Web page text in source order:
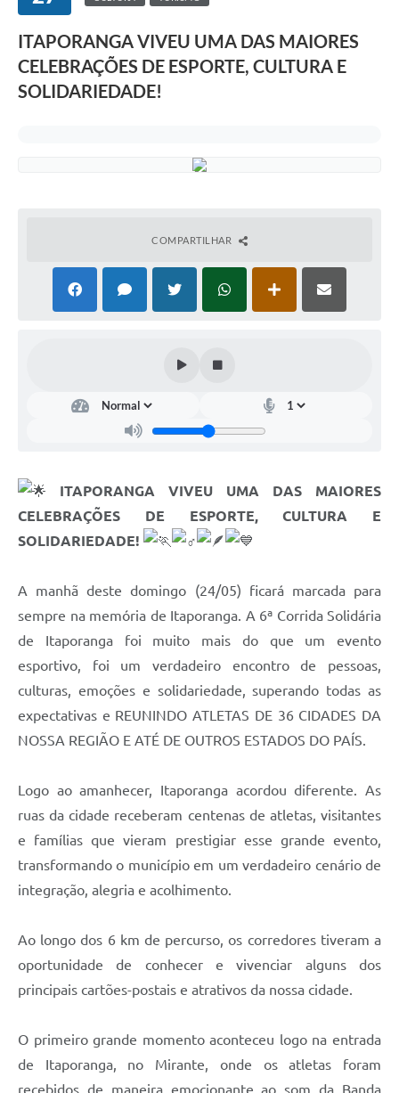
CTM
Audiências Públicas
Estatuto dos Servidores Municipais
Galeria de Vídeos
Legislação
Editais
Banco do Povo Paulista
Folha de Pagamento
Serviços ao Cidadão
Nota Fiscal Eletrônica
Telefones Úteis
Transparência
Notícias
SIC
ITAPORANGA VIVEU UMA DAS MAIORES
CELEBRAÇÕES DE ESPORTE, CULTURA E
SOLIDARIEDADE!
COMPARTILHAR
ITAPORANGA VIVEU UMA DAS MAIORES
CELEBRAÇÕES DE ESPORTE, CULTURA E
SOLIDARIEDADE!
A manhã deste domingo (24/05) ficará marcada para
sempre na memória de Itaporanga. A 6ª Corrida Solidária
de Itaporanga foi muito mais do que um evento
esportivo, foi um verdadeiro encontro de pessoas,
culturas, emoções e solidariedade, superando todas as
expectativas e REUNINDO ATLETAS DE 36 CIDADES DA
NOSSA REGIÃO E ATÉ DE OUTROS ESTADOS DO PAÍS.
Logo ao amanhecer, Itaporanga acordou diferente. As
ruas da cidade receberam centenas de atletas, visitantes
e famílias que vieram prestigiar esse grande evento,
transformando o município em um verdadeiro cenário de
integração, alegria e acolhimento.
Ao longo dos 6 km de percurso, os corredores tiveram a
oportunidade de conhecer e vivenciar alguns dos
principais cartões-postais e atrativos da nossa cidade.
O primeiro grande momento aconteceu logo na entrada
de Itaporanga, no Mirante, onde os atletas foram
recebidos de maneira emocionante ao som da Banda